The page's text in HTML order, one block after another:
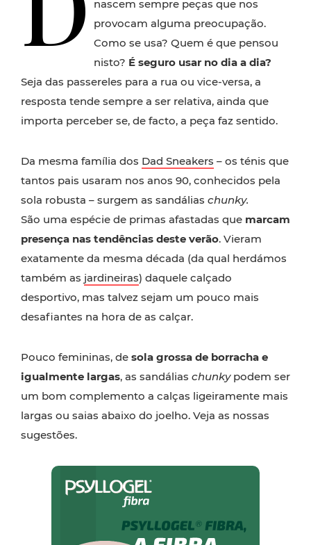
nascem sempre peças que nos
provocam alguma preocupação.
Como se usa? Quem é que pensou
nisto? É seguro usar no dia a dia?
Seja das passereles para a rua ou vice-versa, a
resposta tende sempre a ser relativa, ainda que
importa perceber se, de facto, a peça faz sentido.
Da mesma família dos Dad Sneakers – os ténis que
tantos pais usaram nos anos 90, conhecidos pela
sola robusta – surgem as sandálias chunky.
São uma espécie de primas afastadas que marcam
presença nas tendências deste verão. Vieram
exatamente da mesma década (da qual herdámos
também as jardineiras) daquele calçado
desportivo, mas talvez sejam um pouco mais
desafiantes na hora de as calçar.
Pouco femininas, de sola grossa de borracha e
igualmente largas, as sandálias chunkypodem ser
um bom complemento a calças ligeiramente mais
largas ou saias abaixo do joelho. Veja as nossas
sugestões.